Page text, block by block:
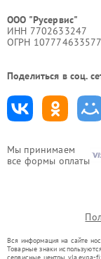
Мы принимаем
все формы оплаты
ООО "Русервис"
ИНН 7702633247
ОГРН
Поделиться в соц.
Вся информация на сайте
Товарные знаки
сервисные центры vla.evga-